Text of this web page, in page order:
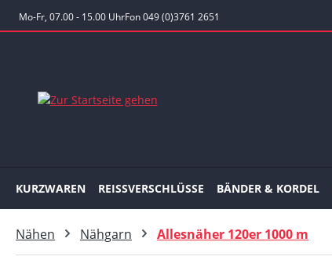
Hauptinhalt springen
Zur Suche springen
Zur Hauptnavigation springen
Mo-Fr, 07.00 - 15.00 UhrFon 049 (0)3761 2651
KURZWAREN REISSVERSCHLÜSSE BÄNDER & KORDEL
Nähen Nähgarn Allesnäher 120er 1000 m